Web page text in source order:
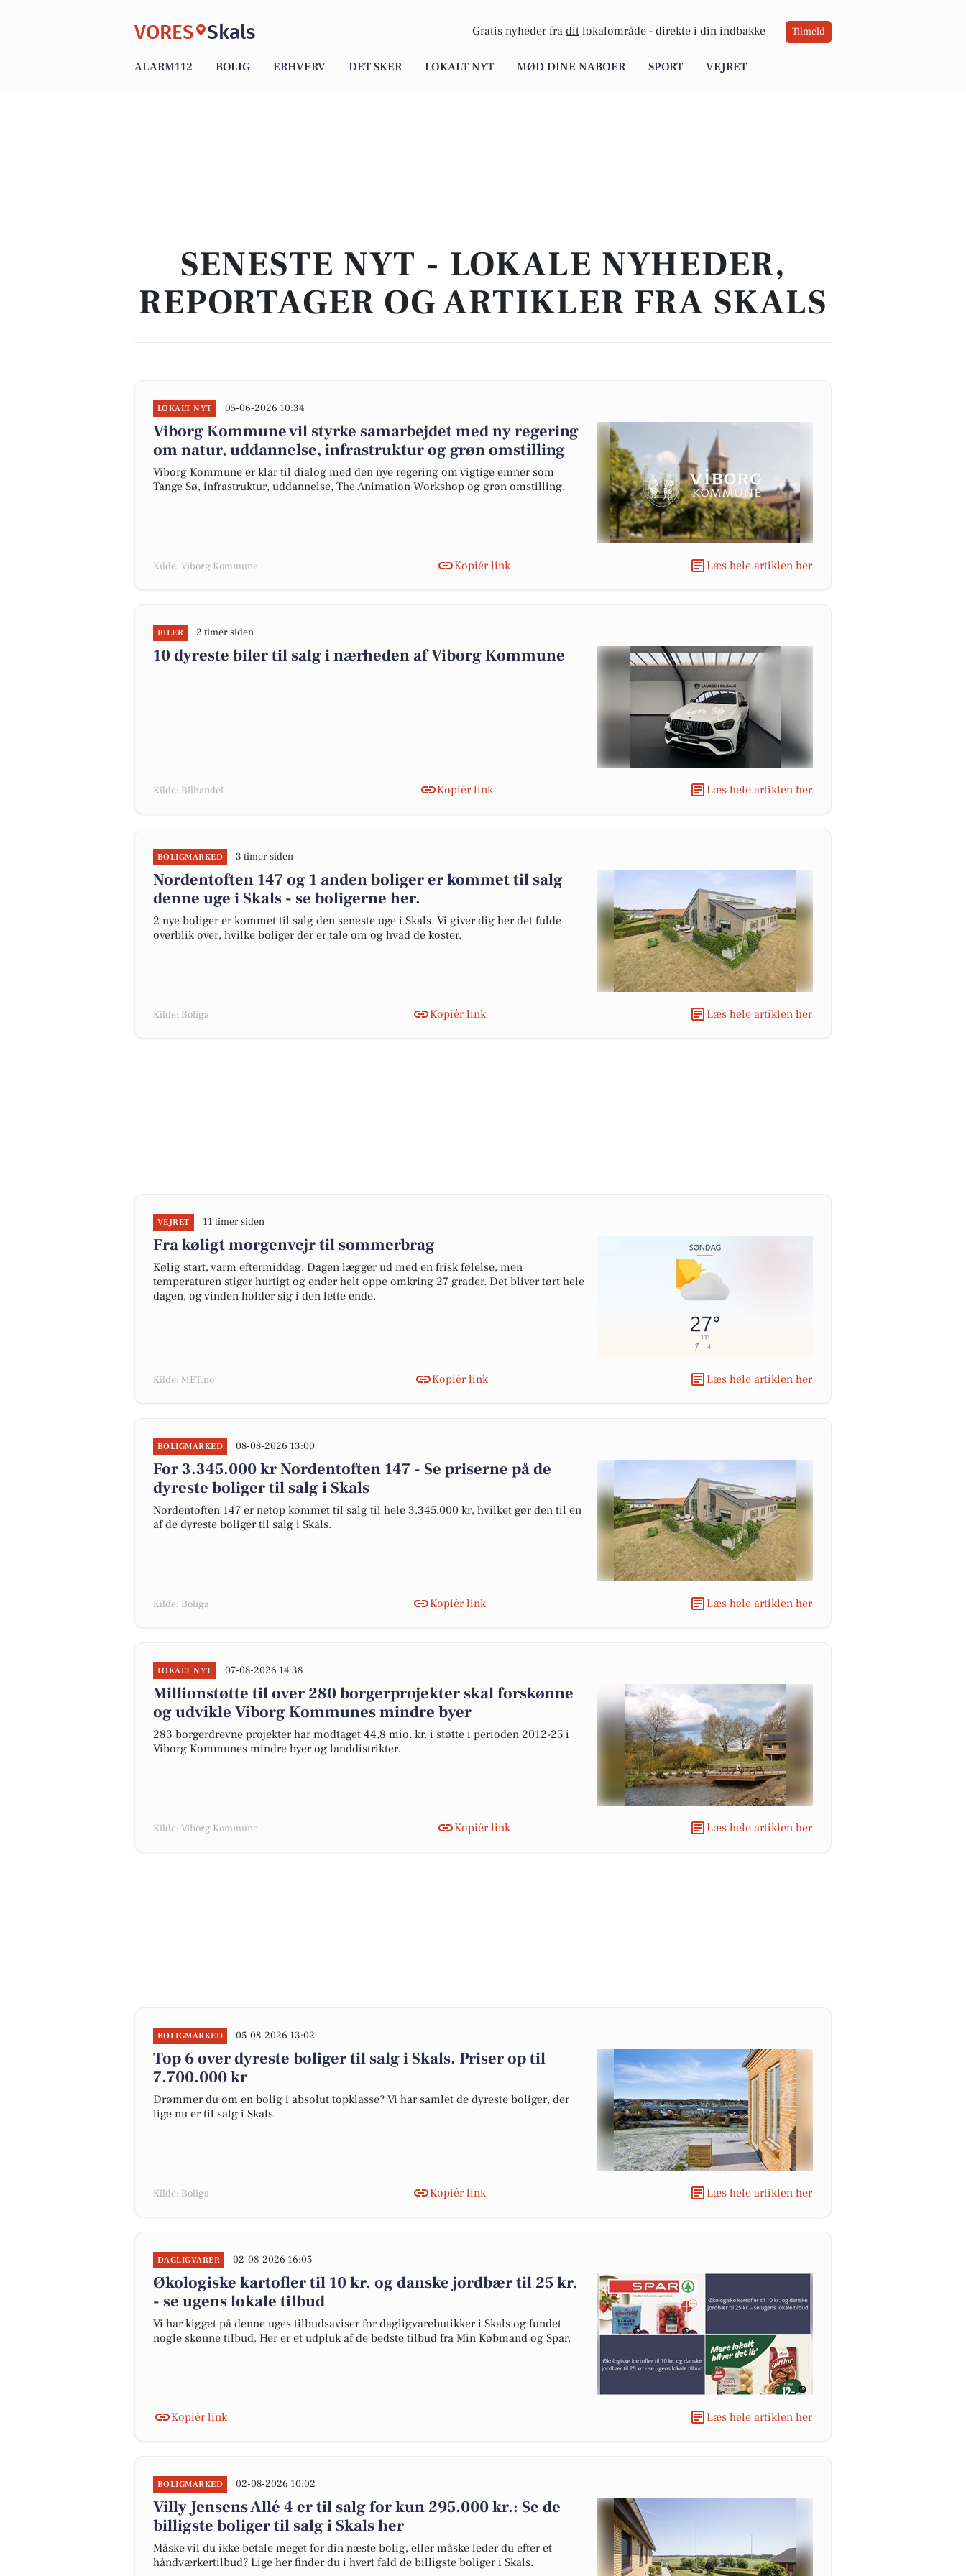
VORES Skals Gratis nyheder fra dit lokalområde - direkte i din indbakke Tilmeld
ALARM112 BOLIG ERHVERV DET SKER LOKALT NYT MØD DINE NABOER SPORT VEJRET
SENESTE NYT - LOKALE NYHEDER,
REPORTAGER OG ARTIKLER FRA SKALS
LOKALT NYT 05-06-2026 10:34
Viborg Kommune vil styrke samarbejdet med ny regering
om natur, uddannelse, infrastruktur og grøn omstilling
Viborg Kommune er klar til dialog med den nye regering om vigtige emner som
Tange Sø, infrastruktur, uddannelse, The Animation Workshop og grøn omstilling.
Kilde: Viborg Kommune Kopiér link Læs hele artiklen her
BILER 2 timer siden
10 dyreste biler til salg i nærheden af Viborg Kommune
Kilde: Bilhandel Kopiér link Læs hele artiklen her
BOLIGMARKED 3 timer siden
Nordentoften 147 og 1 anden boliger er kommet til salg
denne uge i Skals - se boligerne her.
2 nye boliger er kommet til salg den seneste uge i Skals. Vi giver dig her det fulde
overblik over, hvilke boliger der er tale om og hvad de koster.
Kilde: Boliga Kopiér link Læs hele artiklen her
VEJRET 11 timer siden
Fra køligt morgenvejr til sommerbrag
Kølig start, varm eftermiddag. Dagen lægger ud med en frisk følelse, men
temperaturen stiger hurtigt og ender helt oppe omkring 27 grader. Det bliver tørt hele
dagen, og vinden holder sig i den lette ende.
Kilde: MET.no Kopiér link Læs hele artiklen her
BOLIGMARKED 08-08-2026 13:00
For 3.345.000 kr Nordentoften 147 - Se priserne på de
dyreste boliger til salg i Skals
Nordentoften 147 er netop kommet til salg til hele 3.345.000 kr, hvilket gør den til en
af de dyreste boliger til salg i Skals.
Kilde: Boliga Kopiér link Læs hele artiklen her
LOKALT NYT 07-08-2026 14:38
Millionstøtte til over 280 borgerprojekter skal forskønne
og udvikle Viborg Kommunes mindre byer
283 borgerdrevne projekter har modtaget 44,8 mio. kr. i støtte i perioden 2012-25 i
Viborg Kommunes mindre byer og landdistrikter.
Kilde: Viborg Kommune Kopiér link Læs hele artiklen her
BOLIGMARKED 05-08-2026 13:02
Top 6 over dyreste boliger til salg i Skals. Priser op til
7.700.000 kr
Drømmer du om en bolig i absolut topklasse? Vi har samlet de dyreste boliger, der
lige nu er til salg i Skals.
Kilde: Boliga Kopiér link Læs hele artiklen her
DAGLIGVARER 02-08-2026 16:05
Økologiske kartofler til 10 kr. og danske jordbær til 25 kr.
- se ugens lokale tilbud
Vi har kigget på denne uges tilbudsaviser for dagligvarebutikker i Skals og fundet
nogle skønne tilbud. Her er et udpluk af de bedste tilbud fra Min Købmand og Spar.
Kopiér link Læs hele artiklen her
BOLIGMARKED 02-08-2026 10:02
Villy Jensens Allé 4 er til salg for kun 295.000 kr.: Se de
billigste boliger til salg i Skals her
Måske vil du ikke betale meget for din næste bolig, eller måske leder du efter et
håndværkertilbud? Lige her finder du i hvert fald de billigste boliger i Skals.